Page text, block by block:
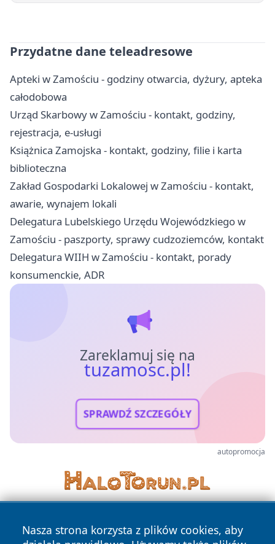
Przydatne dane teleadresowe
Apteki w Zamościu - godziny otwarcia, dyżury, apteka
całodobowa
Urząd Skarbowy w Zamościu - kontakt, godziny,
rejestracja, e-usługi
Książnica Zamojska - kontakt, godziny, filie i karta
biblioteczna
Zakład Gospodarki Lokalowej w Zamościu - kontakt,
awarie, wynajem lokali
Delegatura Lubelskiego Urzędu Wojewódzkiego w
Zamościu - paszporty, sprawy cudzoziemców, kontakt
Delegatura WIIH w Zamościu - kontakt, porady
konsumenckie, ADR
Zareklamuj się na
tuzamosc.pl!
SPRAWDŹ SZCZEGÓŁY
autopromocja
Nasza strona korzysta z plików cookies, aby